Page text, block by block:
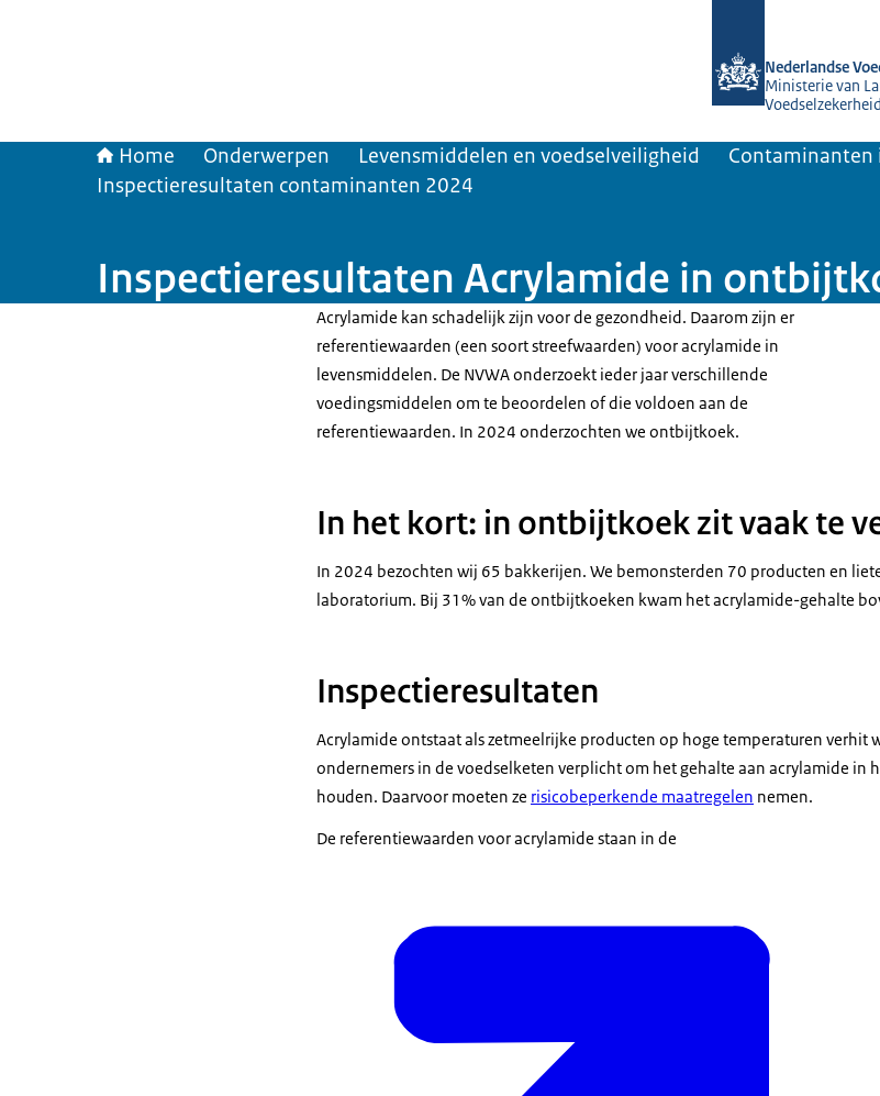
Nederlandse
Ministerie van
Home Onderwerpen Levensmiddelen en voedselveiligheid Contaminanten
Inspectieresultaten contaminanten 2024
Inspectieresultaten Acrylamide in
Acrylamide kan schadelijk zijn voor de gezondheid. Daarom zijn er
referentiewaarden (een soort streefwaarden) voor acrylamide in
levensmiddelen. De NVWA onderzoekt ieder jaar verschillende
voedingsmiddelen om te beoordelen of die voldoen aan de
referentiewaarden. In 2024 onderzochten we ontbijtkoek.
In het kort: in ontbijtkoek zit vaak te
In 2024 bezochten wij 65 bakkerijen. We bemonsterden 70 producten en
laboratorium. Bij 31% van de ontbijtkoeken kwam het acrylamide-gehalte
Inspectieresultaten
Acrylamide ontstaat als zetmeelrijke producten op hoge temperaturen verhit
ondernemers in de voedselketen verplicht om het gehalte aan acrylamide in
houden. Daarvoor moeten ze risicobeperkende maatregelen nemen.
De referentiewaarden voor acrylamide staan in de